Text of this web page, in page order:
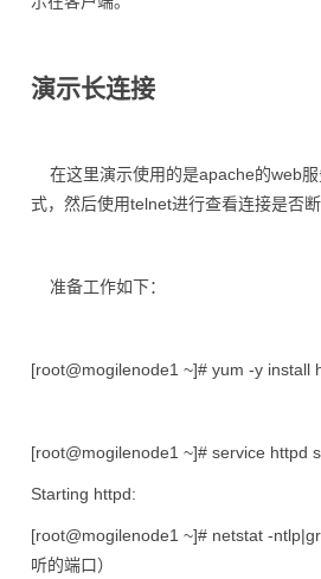
演示长连接
在这里演示使用的是apache的web服
式，然后使用telnet进行查看连接是否断
准备工作如下：
[root@mogilenode1 ~]# yum -y install
[root@mogilenode1 ~]# service httpd
Starting httpd: [
[root@mogilenode1 ~]# netstat -
听的端口）